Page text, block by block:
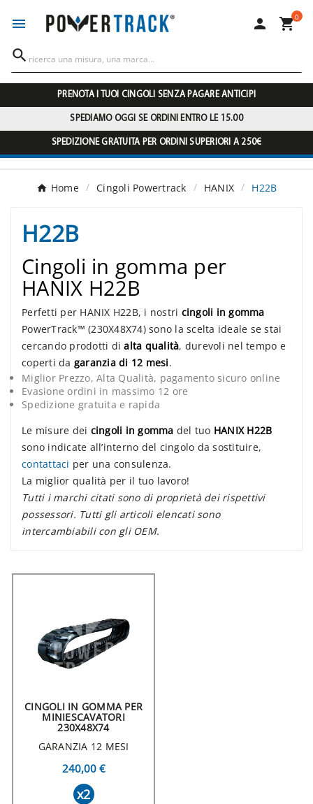
  0

PRENOTA I TUOI CINGOLI SENZA PAGARE ANTICIPI
SPEDIAMO OGGI SE ORDINI ENTRO LE 15.00
SPEDIZIONE GRATUITA PER ORDINI SUPERIORI A 250€
Home Cingoli Powertrack HANIX H22B
H22B
Cingoli in gomma per
HANIX H22B
Perfetti per HANIX H22B, i nostri cingoli in gomma
PowerTrack™ (230X48X74) sono la scelta ideale se stai
cercando prodotti dialta qualità, durevoli nel tempo e
coperti da garanzia di 12 mesi.
Miglior Prezzo, Alta Qualità, pagamento sicuro online
Evasione ordini in massimo 12 ore
Spedizione gratuita e rapida
Le misure dei cingoli in gomma del tuo HANIX H22B
sono indicate all’interno del cingolo da sostituire,
contattaci per una consulenza.
La miglior qualità per il tuo lavoro!
Tutti i marchi citati sono di proprietà dei rispettivi
possessori. Tutti gli articoli elencati sono
intercambiabili con gli OEM.
CINGOLI IN GOMMA PER
MINIESCAVATORI
230X48X74
GARANZIA 12 MESI
240,00 €
x2